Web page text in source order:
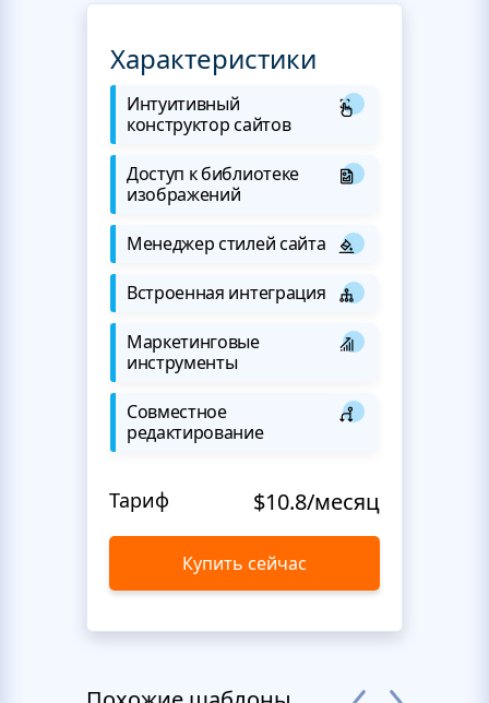
Характеристики
Интуитивный
конструктор сайтов
Доступ к библиотеке
изображений
Менеджер стилей сайта
Встроенная интеграция
Маркетинговые
инструменты
Совместное
редактирование
Тариф $10.8/месяц
Купить сейчас